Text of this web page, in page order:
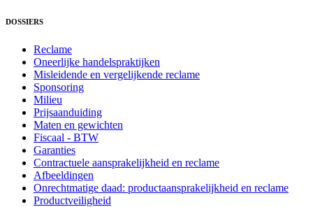
DOSSIERS
Reclame
Oneerlijke handelspraktijken
Misleidende en vergelijkende reclame
Sponsoring
Milieu
Prijsaanduiding
Maten en gewichten
Fiscaal - BTW
Garanties
Contractuele aansprakelijkheid en reclame
Afbeeldingen
Onrechtmatige daad: productaansprakelijkheid en reclame
Productveiligheid